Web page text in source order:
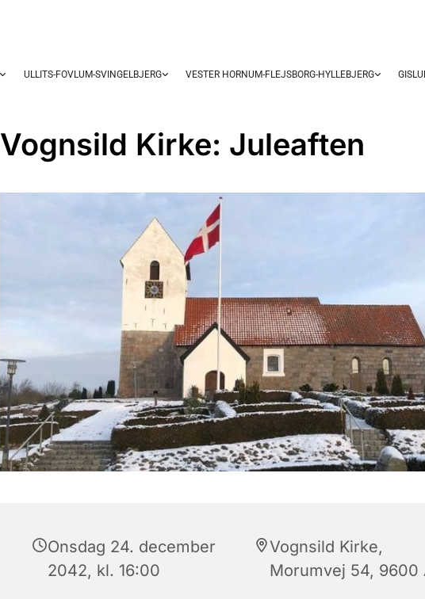
ULLITS-FOVLUM-SVINGELBJERG VESTER HORNUM-FLEJSBORG-HYLLEBJERG
Vognsild Kirke: Juleaften
Onsdag 24. december
2042, kl. 16:00
Vognsild Kirke,
Morumvej 54, 9600